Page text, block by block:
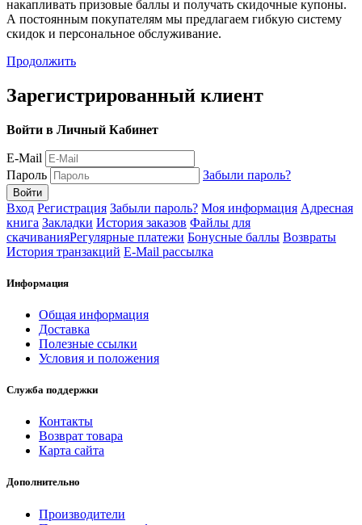
накапливать призовые баллы и получать скидочные купоны.
А постоянным покупателям мы предлагаем гибкую систему
скидок и персональное обслуживание.
Продолжить
Зарегистрированный клиент
Войти в Личный Кабинет
E-Mail
Пароль
Забыли пароль?
Вход Регистрация Забыли пароль? Моя информация Адресная
книга Закладки История заказов Файлы для
скачиванияРегулярные платежи Бонусные баллы Возвраты
История транзакций E-Mail рассылка
Информация
Общая информация
Доставка
Полезные ссылки
Условия и положения
Служба поддержки
Контакты
Возврат товара
Карта сайта
Дополнительно
Производители